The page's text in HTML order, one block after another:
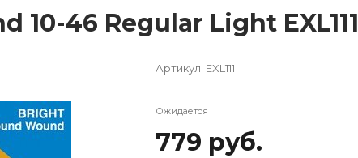
10-46 Regular Light EXL111
Артикул: EXL111
Ожидается
779 руб.